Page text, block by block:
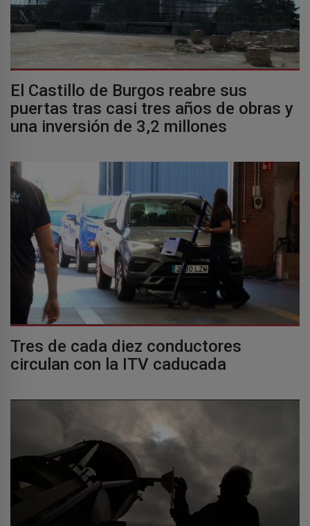
El Castillo de Burgos reabre sus
puertas tras casi tres años de obras y
una inversión de 3,2 millones
Tres de cada diez conductores
circulan con la ITV caducada